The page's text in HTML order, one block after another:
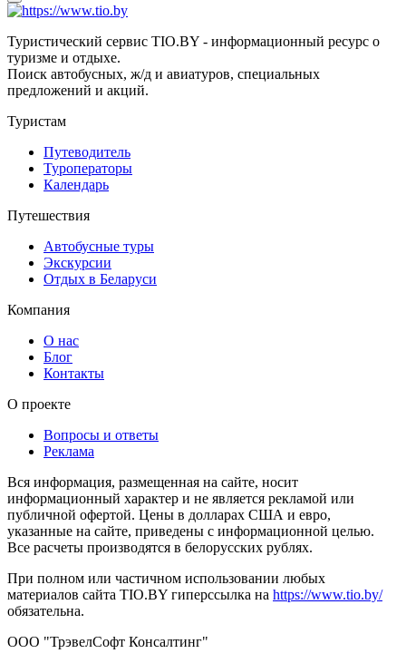
Туристический сервис TIO.BY - информационный ресурс о
туризме и отдыхе.
Поиск автобусных, ж/д и авиатуров, специальных
предложений и акций.
Туристам
Путеводитель
Туроператоры
Календарь
Путешествия
Автобусные туры
Экскурсии
Отдых в Беларуси
Компания
О нас
Блог
Контакты
О проекте
Вопросы и ответы
Реклама
Вся информация, размещенная на сайте, носит
информационный характер и не является рекламой или
публичной офертой. Цены в долларах США и евро,
указанные на сайте, приведены с информационной целью.
Все расчеты производятся в белорусских рублях.
При полном или частичном использовании любых
материалов сайта TIO.BY гиперссылка на https://www.tio.by/
обязательна.
ООО "ТрэвелСофт Консалтинг"